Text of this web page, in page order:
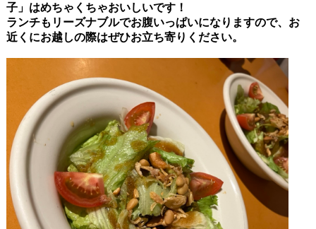
子」はめちゃくちゃおいしいです！
ランチもリーズナブルでお腹いっぱいになりますので、お
近くにお越しの際はぜひお立ち寄りください。